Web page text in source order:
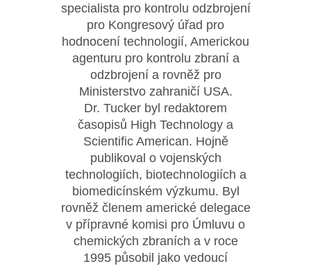
specialista pro kontrolu odzbrojení
pro Kongresový úřad pro
hodnocení technologií, Americkou
agenturu pro kontrolu zbraní a
odzbrojení a rovněž pro
Ministerstvo zahraničí USA.
Dr. Tucker byl redaktorem
časopisů High Technology a
Scientific American. Hojně
publikoval o vojenských
technologiích, biotechnologiích a
biomedicínském výzkumu. Byl
rovněž členem americké delegace
v přípravné komisi pro Úmluvu o
chemických zbraních a v roce
1995 působil jako vedoucí